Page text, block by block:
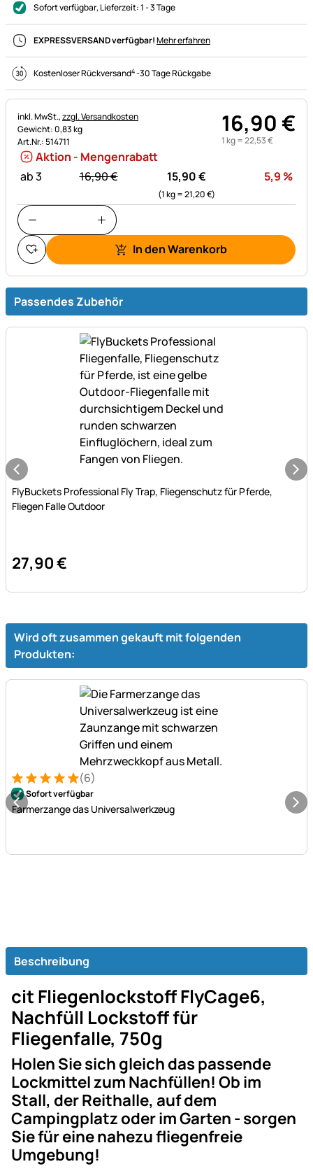
Sofort verfügbar, Lieferzeit:1 - 3 Tage
EXPRESSVERSAND verfügbar!Mehr erfahren
Kostenloser Rückversand4-30 Tage Rückgabe
Steuerhinweis:
inkl. MwSt.,zzgl. Versandkosten
Gewicht: 0,83 kg
Art.Nr.: 514711
16,90€
1 kg =22,53€
Aktion - Mengenrabatt
ab 3
statt:
16,90€ 15,90€
(1 kg =21,20€)
5,9 %
In den Warenkorb
Passendes Zubehör
Noch keine Bewertungen abgegeben
FlyBuckets Professional Fly Trap, Fliegenschutz für Pferde,
Fliegen Falle Outdoor
27,90€
Wird oft zusammen gekauft mit folgenden
Produkten:
Bewertung: 5 von 5 (6 Bewertungen)
6 Bewertungen
(6)
Sofort verfügbar
Farmerzange das Universalwerkzeug
Beschreibung
cit Fliegenlockstoff FlyCage6,
Nachfüll Lockstoff für
Fliegenfalle, 750g
Holen Sie sich gleich das passende
Lockmittel zum Nachfüllen! Ob im
Stall, der Reithalle, auf dem
Campingplatz oder im Garten - sorgen
Sie für eine nahezu fliegenfreie
Umgebung!